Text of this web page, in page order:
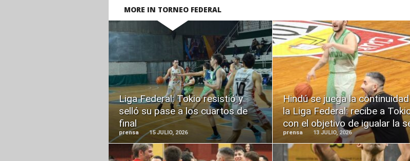
MORE IN TORNEO FEDERAL
Liga Federal: Tokio resistió y
selló su pase a los cuartos de
final
prensa 15 JULIO, 2026
READ
MORE
Hindú se juega la
la Liga Federal: recibe a
con el objetivo de igualar la
prensa 13 JULIO, 2026
READ
MORE